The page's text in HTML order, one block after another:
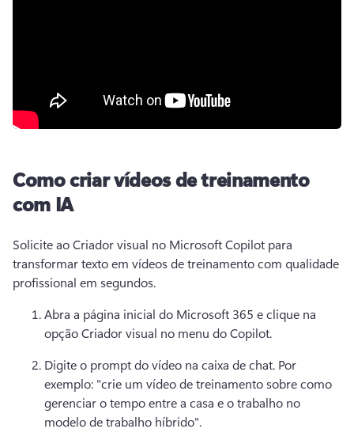
Como criar vídeos de treinamento
com IA
Solicite ao Criador visual no Microsoft Copilot para
transformar texto em vídeos de treinamento com qualidade
profissional em segundos.
Abra a página inicial do Microsoft 365 e clique na
opção Criador visual no menu do Copilot.
Digite o prompt do vídeo na caixa de chat. Por
exemplo: "crie um vídeo de treinamento sobre como
gerenciar o tempo entre a casa e o trabalho no
modelo de trabalho híbrido".